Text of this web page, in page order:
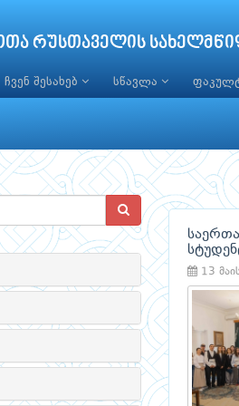
რუსთაველის
ჩვენ შესახებ სწავლა
13